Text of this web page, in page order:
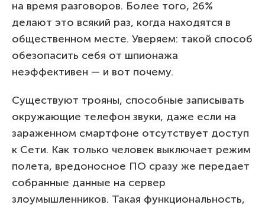
на время разговоров. Более того, 26%
делают это всякий раз, когда находятся в
общественном месте. Уверяем: такой способ
обезопасить себя от шпионажа
неэффективен — и вот почему.
Существуют трояны, способные записывать
окружающие телефон звуки, даже если на
зараженном смартфоне отсутствует доступ
к Сети. Как только человек выключает режим
полета, вредоносное ПО сразу же передает
собранные данные на сервер
злоумышленников. Такая функциональность,